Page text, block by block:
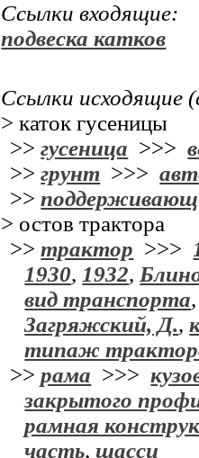
Ссылки входящие:
подвеска катков
Ссылки исходящие
> каток гусеницы
>>гусеница >>>
>>грунт >>>
>>
> остов трактора
>>трактор >>>
1930, 1932,
вид транспорта
Загряжский, Д.,
типаж
>>рама >>>
закрытого
рамная
часть, шасси